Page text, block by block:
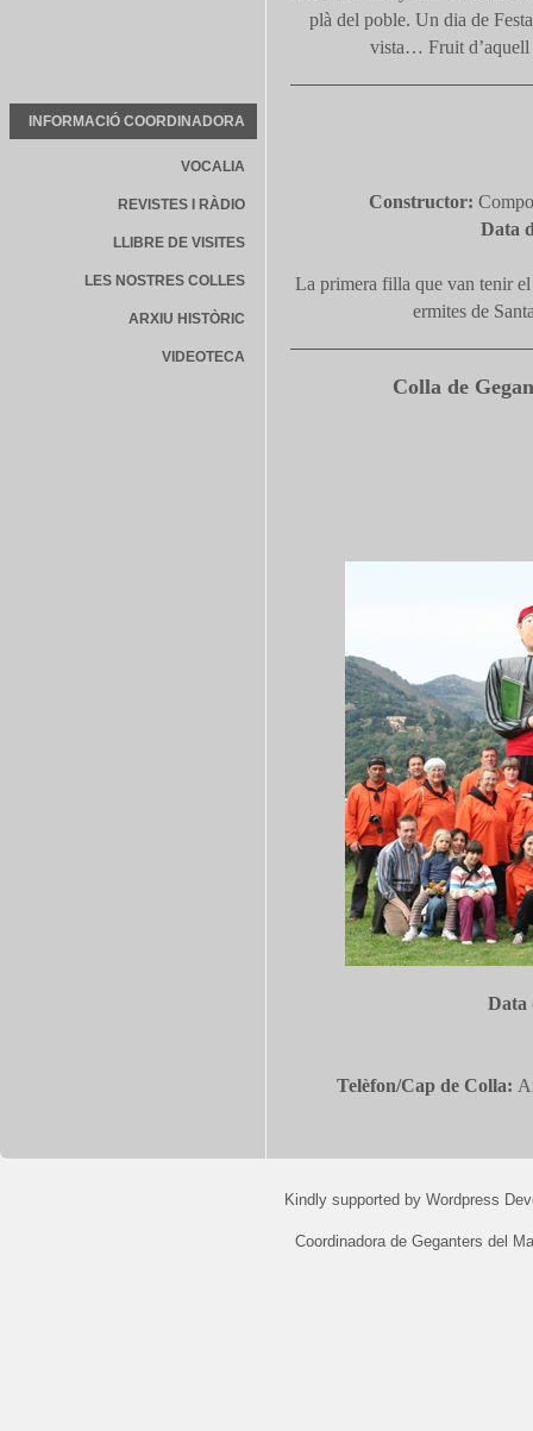
INFORMACIÓ COORDINADORA
VOCALIA
REVISTES I RÀDIO
LLIBRE DE VISITES
LES NOSTRES COLLES
ARXIU HISTÒRIC
VIDEOTECA
plà del poble. Un dia de
vista… Fruit d’aquell
Constructor:
Data
La primera filla que van tenir
ermites de
Colla de
Data
Telèfon/Cap de Colla:
Kindly supported by Wordpress
Coordinadora de Geganters del